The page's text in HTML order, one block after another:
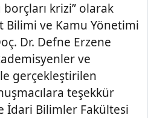
krizi” olarak
Bilimi ve Kamu Yönetimi
Dr. Defne Erzene
ve
gerçekleştirilen
teşekkür
İdari Bilimler Fakültesi